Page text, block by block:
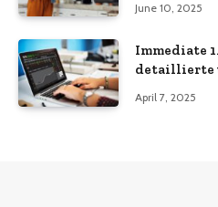
June 10, 2025
Immediate
detaillierte
April 7, 2025